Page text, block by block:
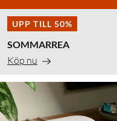
UPP TILL 50%
SOMMARREA
Köp nu